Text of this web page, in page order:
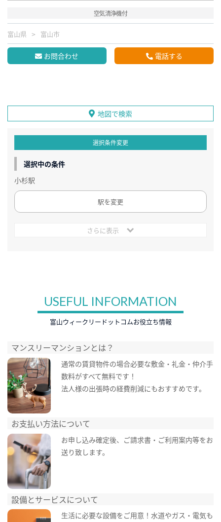
空気清浄機付
富山県 富山市
お問合わせ 電話する
地図で検索
選択条件変更
選択中の条件
小杉駅
駅を変更
さらに表示
USEFUL INFORMATION
富山ウィークリードットコムお役立ち情報
マンスリーマンションとは？
通常の賃貸物件の場合必要な敷金・礼金・仲介手
数料がすべて無料です！
法人様の出張時の経費削減にもおすすめです。
お支払い方法について
お申し込み確定後、ご請求書・ご利用案内等をお
送り致します。
設備とサービスについて
生活に必要な設備をご用意！水道やガス・電気も